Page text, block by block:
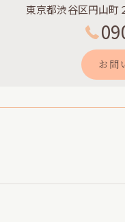
東京都渋谷区円山町
お問